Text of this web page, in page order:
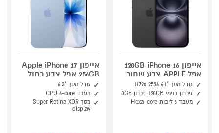
אייפון 128GB iPhone 16
אפל APPLE צבע שחור
גודל מסך "6.1 1179x 2556
זיכרון פנימי 128GB, זכרון 8GB
מעבד 6 ליבות Hexa-core
אייפון Apple iPhone 17
256GB אפל צבע כחול
גודל מסך "6.3
מעבד CPU 6-core
מסך Super Retina XDR
display